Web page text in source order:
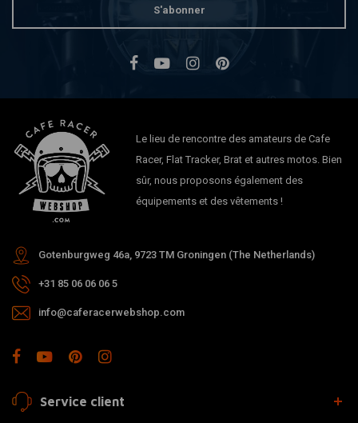
S'abonner
Le lieu de rencontre des amateurs de Cafe
Racer, Flat Tracker, Brat et autres motos. Bien
sûr, nous proposons également des
équipements et des vêtements !
Gotenburgweg 46a, 9723 TM Groningen (The Netherlands)
+31 85 06 06 06 5
info@caferacerwebshop.com
Service client